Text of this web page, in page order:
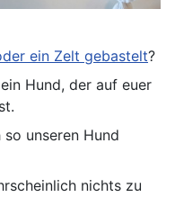
ein Zelt gebastelt?
Hund, der auf euer
unseren Hund
nichts zu